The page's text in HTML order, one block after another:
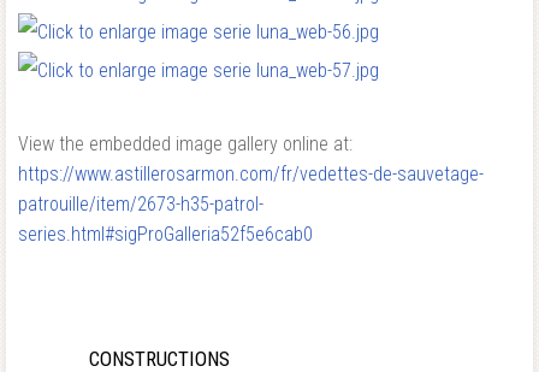
View the embedded image gallery online at:
https://www.astillerosarmon.com/fr/vedettes-de-sauvetage-
patrouille/item/2673-h35-patrol-
series.html#sigProGalleria52f5e6cab0
CONSTRUCTIONS